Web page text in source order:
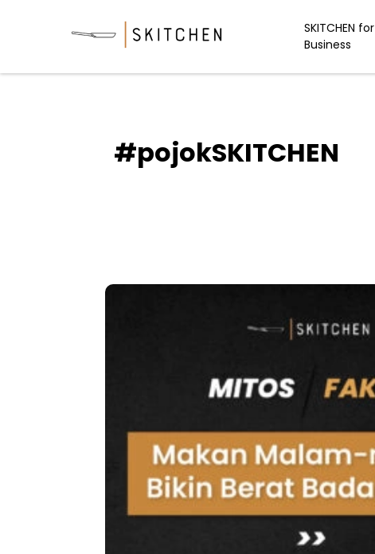
SKITCHEN for
Business
#pojokSKITCHEN